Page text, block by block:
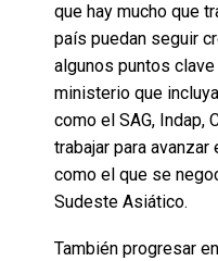
que hay mucho que
país puedan seguir
algunos puntos
ministerio que
como el SAG, Indap,
trabajar para
como el que se
Sudeste Asiático.
También progresar